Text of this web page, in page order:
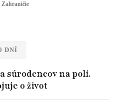
Zahraničie
DNÍ
súrodencov na poli.
o život